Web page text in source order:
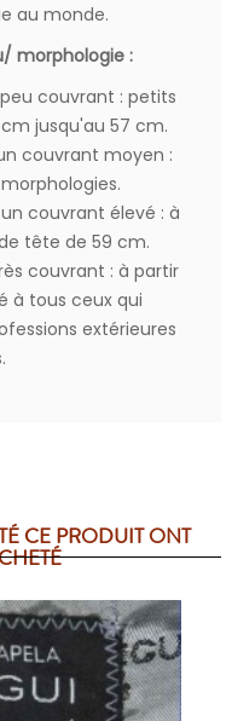
au monde.
morphologie :
peu couvrant : petits
jusqu'au 57 cm.
couvrant moyen :
couvrant élevé : à
tête de 59 cm.
couvrant : à partir
à tous ceux qui
extérieures
CE PRODUIT ONT